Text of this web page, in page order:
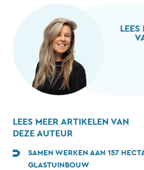
LEES
LEES MEER ARTIKELEN VAN
DEZE AUTEUR
SAMEN WERKEN AAN 157
GLASTUINBOUW